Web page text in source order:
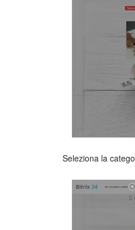
Seleziona la